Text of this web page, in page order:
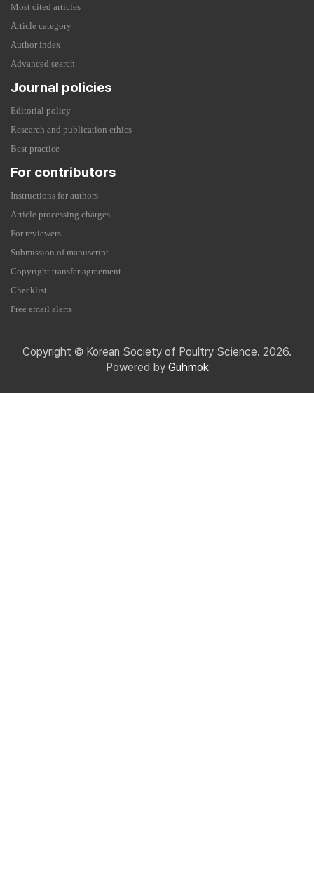
Most cited articles
Article category
Author index
Advanced search
Journal policies
Editorial policy
Research and publication ethics
Best practice
For contributors
Instructions for authors
Article processing charges
For reviewers
Submission of manuscript
Copyright transfer agreement
Checklist
Free email alerts
Copyright © Korean Society of Poultry Science. 2026.
Powered by Guhmok